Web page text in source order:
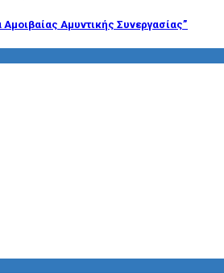
Αμυντικής Συνεργασίας”